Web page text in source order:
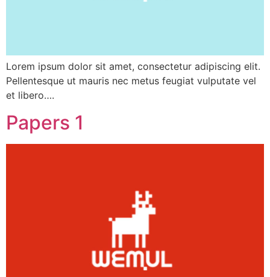
Lorem ipsum dolor sit amet, consectetur adipiscing elit.
Pellentesque ut mauris nec metus feugiat vulputate vel
et libero….
Papers 1